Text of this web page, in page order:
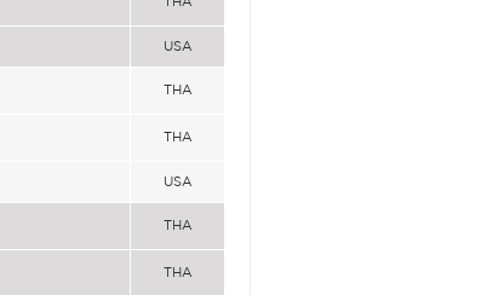
USA
THA
THA
USA
THA
THA